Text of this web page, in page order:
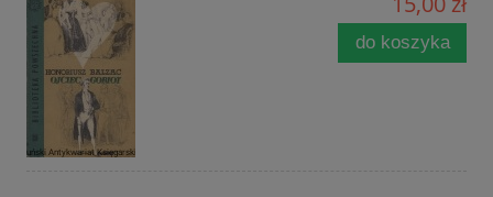
do koszyka